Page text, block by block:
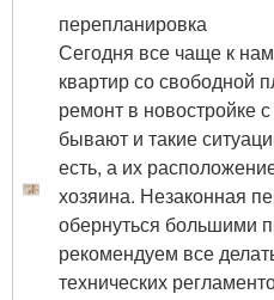
перепланировка
Сегодня все чаще к
квартир со свободной
ремонт в новостройке
бывают и такие
есть, а их
хозяина. Незаконная
обернуться большими
рекомендуем все
технических